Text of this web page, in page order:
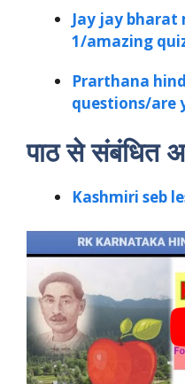
Jay jay
1/amazing
Prarthana
questions/are
पाठ से संबंधित
Kashmiri seb